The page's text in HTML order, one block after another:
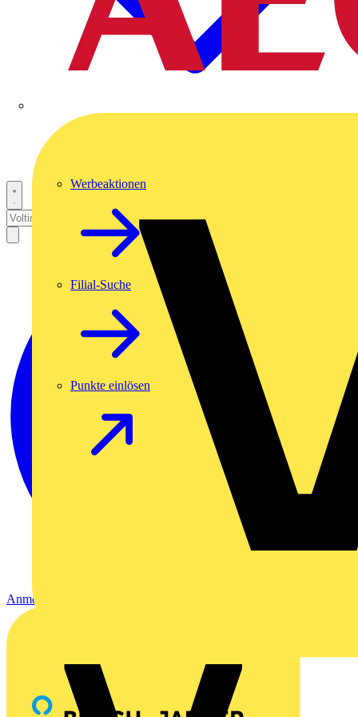
Werbeaktionen
Filial-Suche
Punkte einlösen
Anmelden